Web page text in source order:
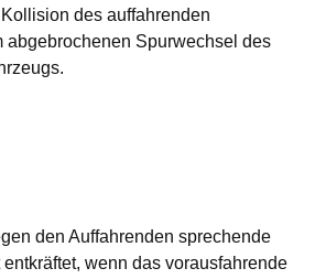
des auffahrenden
abgebrochenen Spurwechsel des
den Auffahrenden sprechende
wenn das vorausfahrende